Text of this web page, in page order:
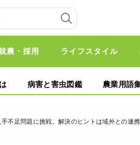
農・採用 ライフスタイル
病害と害虫図鑑 農業用語
不足問題に挑戦。解決のヒントは域外との連携